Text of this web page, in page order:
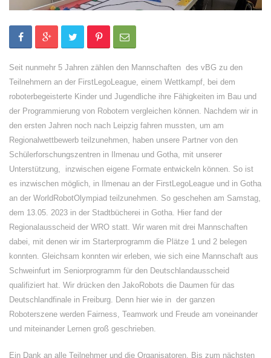
Seit nunmehr 5 Jahren zählen den Mannschaften des vBG zu den
Teilnehmern an der FirstLegoLeague, einem Wettkampf, bei dem
roboterbegeisterte Kinder und Jugendliche ihre Fähigkeiten im Bau und
der Programmierung von Robotern vergleichen können. Nachdem wir in
den ersten Jahren noch nach Leipzig fahren mussten, um am
Regionalwettbewerb teilzunehmen, haben unsere Partner von den
Schülerforschungszentren in Ilmenau und Gotha, mit unserer
Unterstützung, inzwischen eigene Formate entwickeln können. So ist
es inzwischen möglich, in Ilmenau an der FirstLegoLeague und in Gotha
an der WorldRobotOlympiad teilzunehmen. So geschehen am Samstag,
dem 13.05. 2023 in der Stadtbücherei in Gotha. Hier fand der
Regionalausscheid der WRO statt. Wir waren mit drei Mannschaften
dabei, mit denen wir im Starterprogramm die Plätze 1 und 2 belegen
konnten. Gleichsam konnten wir erleben, wie sich eine Mannschaft aus
Schweinfurt im Seniorprogramm für den Deutschlandausscheid
qualifiziert hat. Wir drücken den JakoRobots die Daumen für das
Deutschlandfinale in Freiburg. Denn hier wie in der ganzen
Roboterszene werden Fairness, Teamwork und Freude am voneinander
und miteinander Lernen groß geschrieben.
Ein Dank an alle Teilnehmer und die Organisatoren. Bis zum nächsten